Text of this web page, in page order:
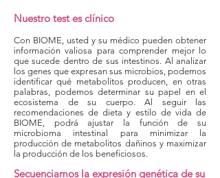
Nuestro test es clínico
Con BIOME, usted y su médico pueden obtener
información valiosa para comprender mejor lo
que sucede dentro de sus intestinos. Al analizar
los genes que expresan sus microbios, podemos
identificar qué metabolitos producen, en otras
palabras, podemos determinar su papel en el
ecosistema de su cuerpo. Al seguir las
recomendaciones de dieta y estilo de vida de
BIOME, podrá ajustar la función de su
microbioma intestinal para minimizar la
producción de metabolitos dañinos y maximizar
la producción de los beneficiosos.
Secuenciamos la expresión genética de su